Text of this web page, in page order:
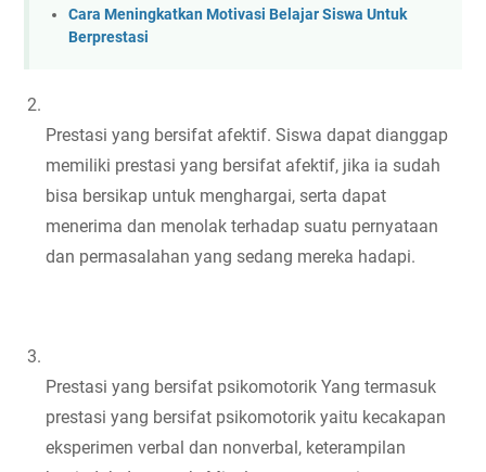
Cara Meningkatkan Motivasi Belajar Siswa Untuk
Berprestasi
Prestasi yang bersifat afektif. Siswa dapat dianggap
memiliki prestasi yang bersifat afektif, jika ia sudah
bisa bersikap untuk menghargai, serta dapat
menerima dan menolak terhadap suatu pernyataan
dan permasalahan yang sedang mereka hadapi.
Prestasi yang bersifat psikomotorik Yang termasuk
prestasi yang bersifat psikomotorik yaitu kecakapan
eksperimen verbal dan nonverbal, keterampilan